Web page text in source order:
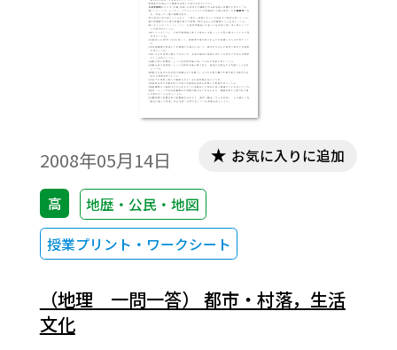
2008年05月14日
高
地歴・公民・地図
授業プリント・ワークシート
お気に入りに追加
（地理 一問一答） 都市・村落，生活
文化